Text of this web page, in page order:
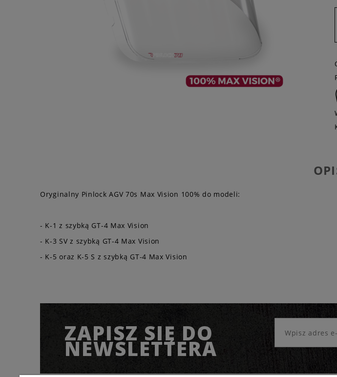
Oryginalny Pinlock AGV 70s Max Vision 100% do modeli:
- K-1 z szybką GT-4 Max Vision
- K-3 SV z szybką GT-4 Max Vision
- K-5 oraz K-5 S z szybką GT-4 Max Vision
ZAPISZ SIĘ DO
NEWSLETTERA